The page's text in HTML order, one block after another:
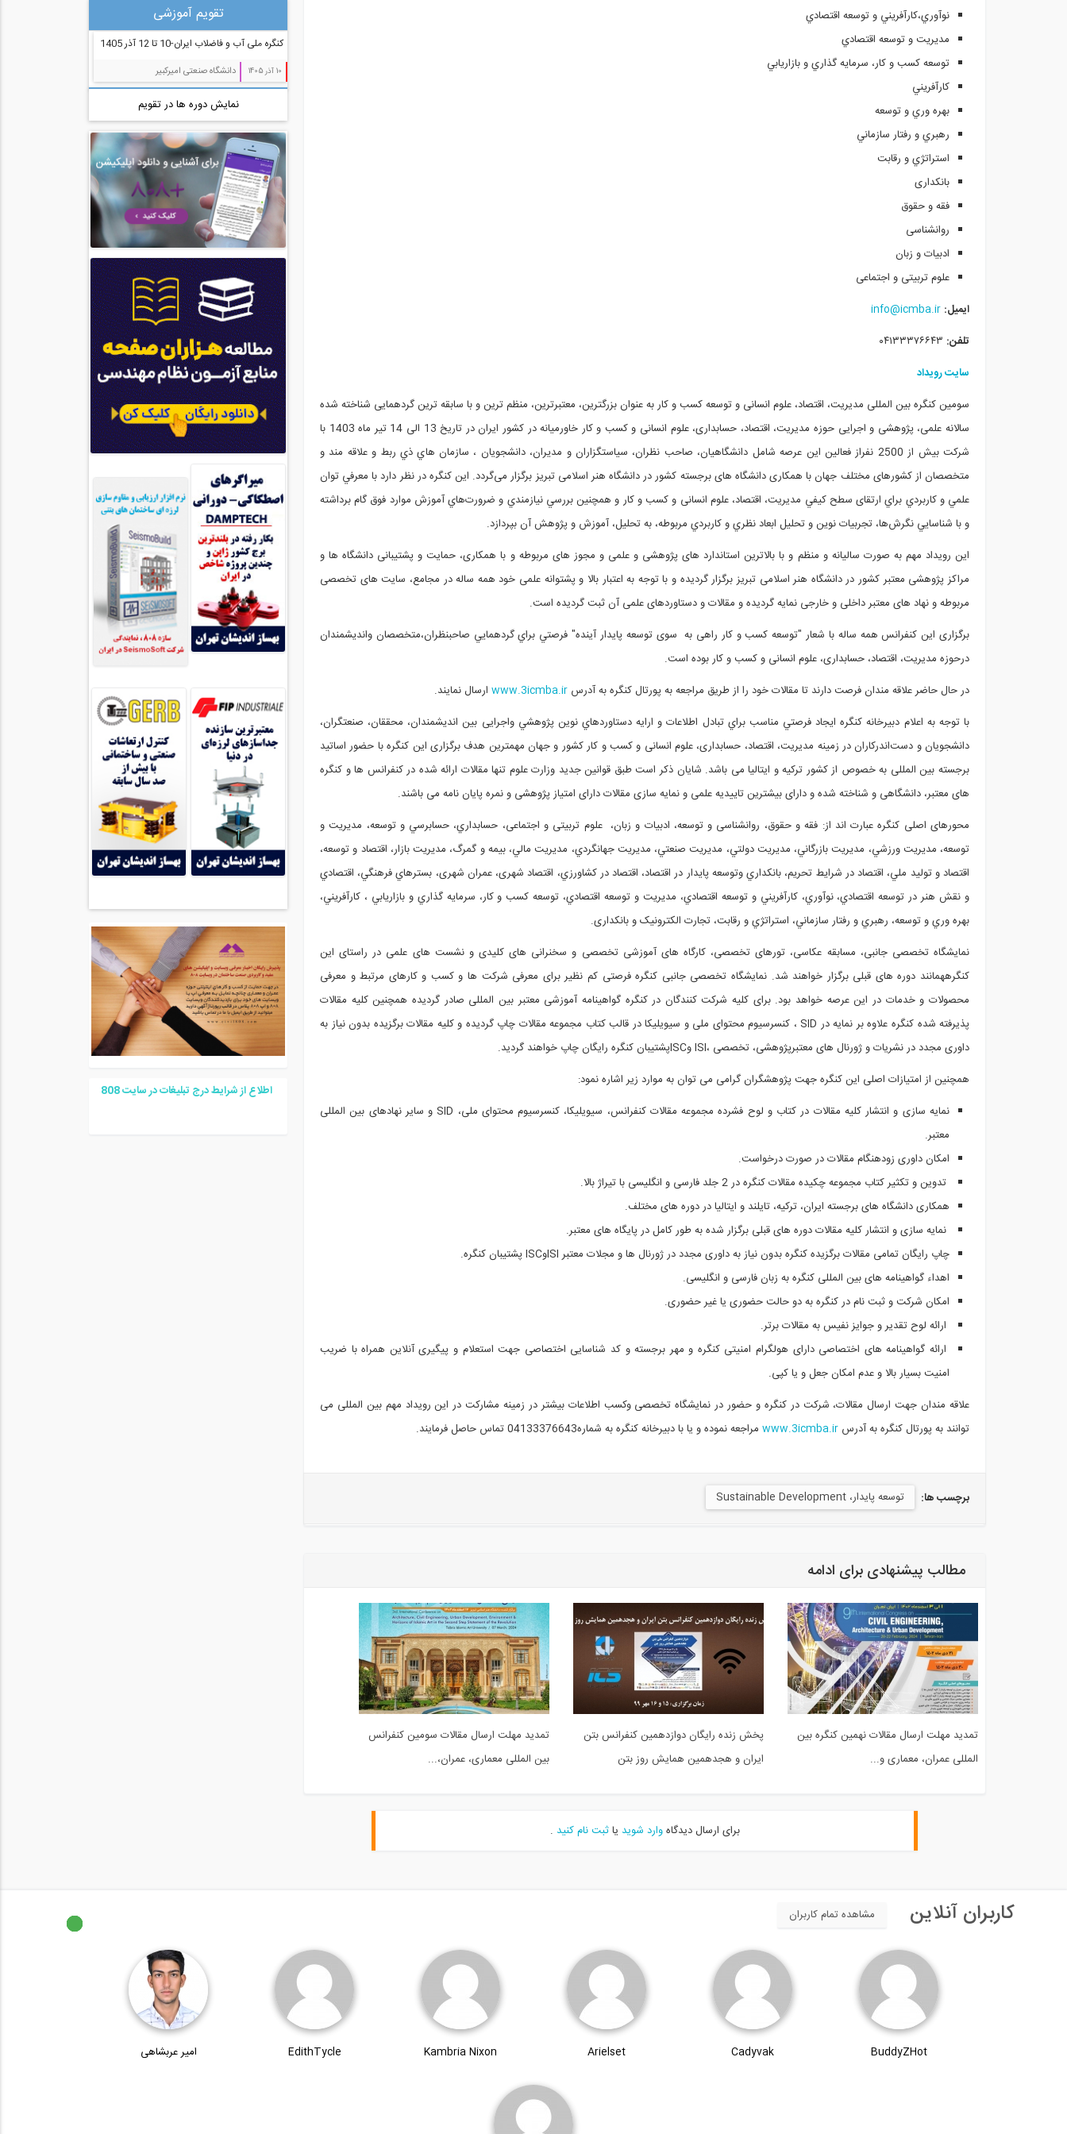
نوآوري،كارآفريني و توسعه اقتصادي
مديريت و توسعه اقتصادي
توسعه كسب و كار، سرمايه گذاري و بازاريابي
كارآفريني
بهره وري و توسعه
رهبري و رفتار سازماني
استراتژي و رقابت
بانکداری
فقه و حقوق
روانشناسی
ادبیات و زبان
علوم تربیتی و اجتماعی
ایمیل: info@icmba.ir
تلفن:
سایت رویداد
سومین کنگره بین المللی مدیریت، اقتصاد، علوم انسانی و توسعه کسب و کار به عنوان بزرگترین، معتبرترین، منظم ترین و با سابقه ترین گردهمایی شناخته شده
سالانه علمی، پژوهشی و اجرایی حوزه مدیریت، اقتصاد، حسابداری، علوم انسانی و کسب و کار خاورمیانه در کشور ایران در تاریخ 13 الی 14 تیر
ماه 1403 با
شرکت بیش از 2500 نفراز فعالین این عرصه شامل دانشگاهيان، صاحب نظران، سياستگزاران و مديران، دانشجویان ، سازمان هاي ذي ربط و علاقه مند و
متخصصان از کشورهای مختلف جهان با همکاری دانشگاه های برجسته کشور در دانشگاه هنر اسلامی تبریز برگزار می‌گردد. این کنگره در نظر دارد با معرفي توان
علمي و كاربردي براي ارتقای سطح كيفي مدیریت، اقتصاد، علوم انسانی و کسب و کار و همچنين بررسي نيازمندي و ضرورت‌هاي آموزش موارد فوق گام برداشته
و با شناسايي نگرش‌ها، تجربيات نوين و تحليل ابعاد نظري و كاربردي مربوطه، به تحليل، آموزش و پژوهش آن بپردازد.
‌این رویداد مهم به صورت سالیانه و منظم و با بالاترین استاندارد های پژوهشی و علمی و مجوز های مربوطه و با همکاری، حمایت و پشتیبانی دانشگاه ها و
مراکز پژوهشی معتبر کشور در دانشگاه هنر اسلامی تبریز برگزار گردیده و با توجه به اعتبار بالا و پشتوانه علمی خود همه ساله در مجامع، سایت های تخصصی
مربوطه و نهاد های معتبر داخلی و خارجی نمایه گردیده و مقالات و دستاوردهای علمی آن ثبت گردیده است.
برگزاری این کنفرانس همه ساله با شعار "توسعه کسب و کار راهی به سوی توسعه پایدار آینده" فرصتي براي گردهمايي صاحبنظران،متخصصان وانديشمندان
درحوزه مدیریت، اقتصاد، حسابداری، علوم انسانی و کسب و کار بوده است.
در حال حاضر علاقه مندان فرصت دارند تا مقالات خود را از طریق مراجعه به پورتال کنگره به آدرس www.3icmba.ir ارسال نمایند.
با توجه به اعلام دبیرخانه کنگره ايجاد فرصتي مناسب براي تبادل اطلاعات و ارایه دستاوردهاي نوین پژوهشي واجرایی بين انديشمندان، محققان، صنعتگران،
دانشجویان و دست‌اندرکاران در زمينه مدیریت، اقتصاد، حسابداری، علوم انسانی و کسب و کار کشور و جهان مهمترین هدف برگزاری این کنگره با حضور اساتید
برجسته بین المللی به خصوص از کشور ترکیه و ایتالیا می باشد. شایان ذکر است طبق قوانین جدید وزارت علوم تنها مقالات ارائه شده در کنفرانس ها و کنگره
های معتبر، دانشگاهی و شناخته شده و دارای بیشترین تاییدیه علمی و نمایه سازی مقالات دارای امتیاز پژوهشی و نمره پایان نامه می باشند.
محورهای اصلی کنگره عبارت اند از: فقه و حقوق، روانشناسی و توسعه، ادبیات و زبان، علوم تربیتی و اجتماعی، حسابداري، حسابرسي و توسعه، مديريت و
توسعه، مديريت ورزشي، مديريت بازرگاني، مديريت دولتي، مديريت صنعتي، مديريت جهانگردي، مديريت مالي، بيمه و گمرگ، مديريت بازار، اقتصاد و توسعه،
اقتصاد و توليد ملي، اقتصاد در شرايط تحريم، بانكداري وتوسعه پايدار در اقتصاد، اقتصاد در كشاورزي، اقتصاد شهری، عمران شهری، بسترهاي فرهنگي، اقتصادي
و نقش هنر در توسعه اقتصادي، نوآوري، كارآفريني و توسعه اقتصادي، مديريت و توسعه اقتصادي، توسعه كسب و كار، سرمايه گذاري و بازاريابي ، كارآفريني،
بهره وري و توسعه، رهبري و رفتار سازماني، استراتژي و رقابت، تجارت الکترونیک و بانکداری.
نمایشگاه تخصصی جانبی، مسابقه عکاسی، تورهای تخصصی، کارگاه های آموزشی تخصصی و سخنرانی های کلیدی و نشست های علمی در راستای این
کنگرههمانند دوره های قبلی برگزار خواهند شد. نمایشگاه تخصصی جانبی کنگره فرصتی کم نظیر برای معرفی شرکت ها و کسب و کارهای مرتبط و معرفی
محصولات و خدمات در این عرصه خواهد بود. برای کلیه شرکت کنندگان در کنگره گواهینامه آموزشی معتبر بین المللی صادر گردیده همچنین کلیه مقالات
پذیرفته شده کنگره علاوه بر نمایه در SID، کنسرسیوم محتوای ملی و سیویلیکادر قالب کتاب مجموعه مقالات چاپ گردیده و کلیه مقالات برگزیده بدون نیاز به
داوری مجدد در نشریات و ژورنال های معتبرپژوهشی، تخصصی ،ISIوISCپشتیبان کنگره رایگان چاپ خواهند گردید.
همچنین از امتیازات اصلی این کنگره جهت پژوهشگران گرامی می توان به موارد زیر اشاره نمود:
نمایه سازی و انتشار کلیه مقالات در کتاب و لوح فشرده مجموعه مقالات کنفرانس، سیویلیکا، کنسرسیوم محتوای ملی، SIDو سایر نهادهای بین المللی
معتبر.
امکان داوری زودهنگام مقالات در صورت درخواست.
تدوین و تکثیر کتاب مجموعه چکیده مقالات کنگره در 2 جلد فارسی و انگلیسی با تیراژ بالا.
همکاری دانشگاه های برجسته ایران، ترکیه، تایلند و ایتالیا در دوره های مختلف.
نمایه سازی و انتشار کلیه مقالات دوره های قبلی برگزار شده به طور کامل در پایگاه های معتبر.
چاپ رایگان تمامی مقالات برگزیده کنگره بدون نیاز به داوری مجدد در ژورنال ها و مجلات معتبر ISIوISC پشتیبان کنگره.
اهداء گواهینامه های بین المللی کنگره به زبان فارسی و انگلیسی.
امکان شرکت و ثبت نام در کنگره به دو حالت حضوری یا غیر حضوری.
ارائه لوح تقدیر و جوایز نفیس به مقالات برتر.
ارائه گواهینامه های اختصاصی دارای هولگرام امنیتی کنگره و مهر برجسته و کد شناسایی اختصاصی جهت استعلام و پیگیری آنلاین همراه با ضریب
امنیت بسیار بالا و عدم امکان جعل و یا کپی.
علاقه مندان جهت ارسال مقالات، شرکت در کنگره و حضور در نمایشگاه تخصصی وکسب اطلاعات بیشتر در زمینه مشارکت در این رویداد مهم بین المللی می
توانند به پورتال کنگره به آدرس www.3icmba.ir مراجعه نموده و یا با دبیرخانه کنگره به شماره04133376643 تماس حاصل فرمایند .
برچسب ها: توسعه پایدار، Sustainable Development
مطالب پیشنهادی برای ادامه
تمدید مهلت ارسال مقالات نهمین کنگره بین
المللی عمران، معماری و...
پخش زنده رایگان دوازدهمین کنفرانس بتن
ایران و هجدهمین همایش روز بتن
تمدید مهلت ارسال مقالات سومین کنفرانس
بین المللی معماری، عمران،...
برای ارسال دیدگاهوارد شوید یاثبت نام کنید .
مدیریت پروژه (55)
معماری (544)
آب، راه، محیط زیست (91)
تقویم آموزشی
کنگره ملی آب و فاضلاب ایران-10 تا 12 آذر 1405
10 آذر 1405 دانشگاه صنعتی امیرکبیر
نمایش دوره ها در تقویم
اطلاع از شرایط درج تبلیغات در سایت 808
کاربران آنلاین مشاهده تمام کاربران
BuddyZHot
Cadyvak
Arielset
Kambria Nixon
EdithTycle امیر عربشاهی